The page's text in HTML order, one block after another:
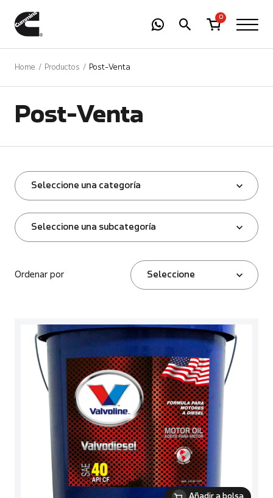
0
Home Productos Post-Venta
Post-Venta
Seleccione una categoría
Seleccione una subcategoría
Ordenar por Seleccione
Añadir a bolsa